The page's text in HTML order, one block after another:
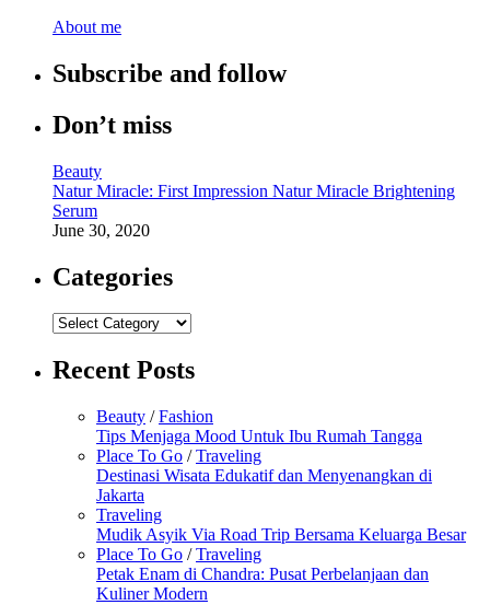
About me
Subscribe and follow
Don’t miss
Beauty
Natur Miracle: First Impression Natur Miracle Brightening
Serum
June 30, 2020
Categories
Categories
Recent Posts
Beauty /Fashion
Tips Menjaga Mood Untuk Ibu Rumah Tangga
Place To Go /Traveling
Destinasi Wisata Edukatif dan Menyenangkan di
Jakarta
Traveling
Mudik Asyik Via Road Trip Bersama Keluarga Besar
Place To Go /Traveling
Petak Enam di Chandra: Pusat Perbelanjaan dan
Kuliner Modern